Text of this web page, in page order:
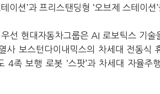
이션’과 프리스탠딩형 ‘오브제 스테이션
선 현대자동차그룹은 AI 로보틱스 기
보스턴다이내믹스의 차세대 전동식
4족 보행 로봇 ‘스팟’과 차세대 자율주